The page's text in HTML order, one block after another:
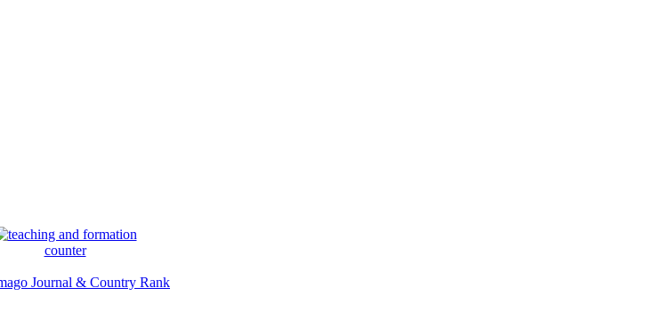
counter